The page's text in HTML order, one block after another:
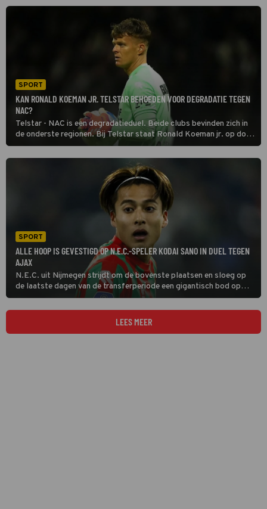
Lucas Vennegoor of Hesselink.
SPORT
KAN RONALD KOEMAN JR. TELSTAR BEHOEDEN VOOR DEGRADATIE TEGEN
NAC?
Telstar - NAC is een degradatieduel. Beide clubs bevinden zich in
de onderste regionen. Bij Telstar staat Ronald Koeman jr. op doel.
Hij is de zoon van de huidige bondscoach en beschikt over net zo'n
goede trap.
SPORT
ALLE HOOP IS GEVESTIGD OP N.E.C.-SPELER KODAI SANO IN DUEL TEGEN
AJAX
N.E.C. uit Nijmegen strijdt om de bovenste plaatsen en sloeg op
de laatste dagen van de transferperiode een gigantisch bod op
middenvelder Kodai Sano af. Ook Ajax, tegenstander van deze
zaterdag 21 februari, wilde de Japanner kopen.
LEES MEER